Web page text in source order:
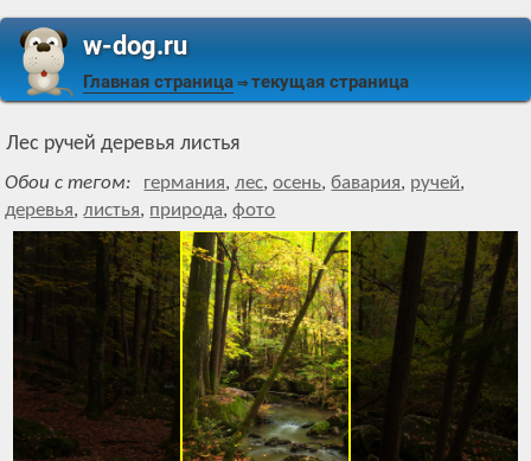
w-dog.ru
Главная страница ⇒ текущая страница
Лес ручей деревья листья
Обои с тегом: германия,лес,осень,бавария, ручей,
деревья,листья, природа,фото